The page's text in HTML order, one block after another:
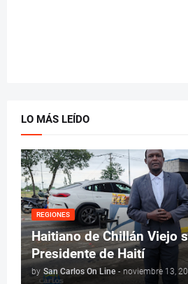
LO MÁS LEÍDO
REGIONES
Haitiano de Chillán Viejo
Presidente de Haití
by San Carlos On Line - noviembre 13,